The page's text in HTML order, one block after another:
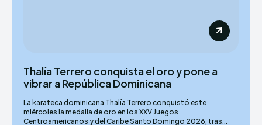
Thalía Terrero conquista el oro y pone a
vibrar a República Dominicana
La karateca dominicana Thalía Terrero conquistó este
miércoles la medalla de oro en los XXV Juegos
Centroamericanos y del Caribe Santo Domingo 2026, tras...